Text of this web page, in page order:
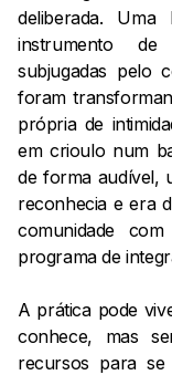
deliberada.
instrumento de
subjugadas pelo
foram
própria de
em crioulo num
de forma audível,
reconhecia e era
comunidade
programa de
A prática pode
conhece, mas
recursos para